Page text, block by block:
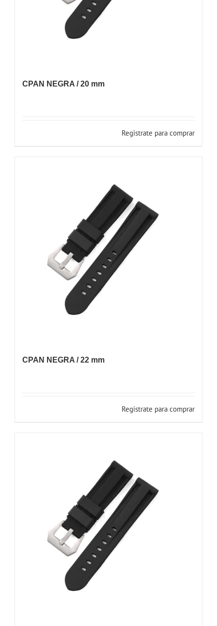
CPAN NEGRA / 20 mm
Registrate para comprar
CPAN NEGRA / 22 mm
Registrate para comprar